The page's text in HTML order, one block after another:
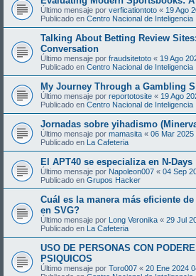
Último mensaje por verficationtoto « 19 Ago
Publicado en Centro Nacional de Inteligencia
Talking About Betting Review
Conversation
Último mensaje por fraudsitetoto « 19 Ago
Publicado en Centro Nacional de Inteligencia
My Journey Through a Gambling
Último mensaje por reportotosite « 19 Ago
Publicado en Centro Nacional de Inteligencia
Jornadas sobre yihadismo
Último mensaje por mamasita « 06 Mar 2025
Publicado en La Cafeteria
El APT40 se especializa en N-Days
Último mensaje por Napoleon007 « 04 Sep
Publicado en Grupos Hacker
Cuál es la manera más eficiente
en SVG?
Último mensaje por Long Veronika « 29 Jul
Publicado en La Cafeteria
USO DE PERSONAS CON
PSIQUICOS
Último mensaje por Toro007 « 20 Ene 2024